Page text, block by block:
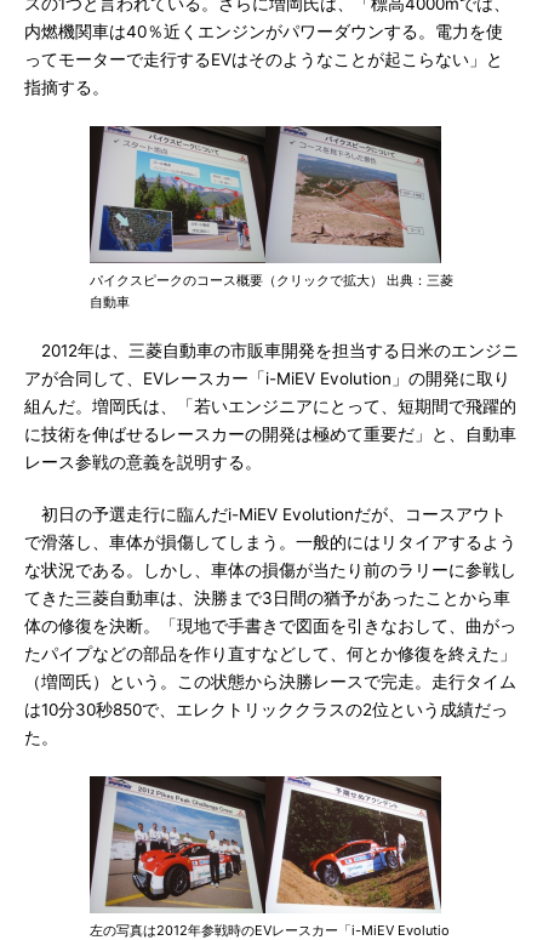
内燃機関車は40％近くエンジンがパワーダウンする。電力を使
ってモーターで走行するEVはそのようなことが起こらない」と
指摘する。
パイクスピークのコース概要（クリックで拡大） 出典：三菱
自動車
2012年は、三菱自動車の市販車開発を担当する日米のエンジニ
アが合同して、EVレースカー「i-MiEV Evolution」の開発に取り
組んだ。増岡氏は、「若いエンジニアにとって、短期間で飛躍的
に技術を伸ばせるレースカーの開発は極めて重要だ」と、自動車
レース参戦の意義を説明する。
初日の予選走行に臨んだi-MiEV Evolutionだが、コースアウト
で滑落し、車体が損傷してしまう。一般的にはリタイアするよう
な状況である。しかし、車体の損傷が当たり前のラリーに参戦し
てきた三菱自動車は、決勝まで3日間の猶予があったことから車
体の修復を決断。「現地で手書きで図面を引きなおして、曲がっ
たパイプなどの部品を作り直すなどして、何とか修復を終えた」
（増岡氏）という。この状態から決勝レースで完走。走行タイム
は10分30秒850で、エレクトリッククラスの2位という成績だっ
た。
左の写真は2012年参戦時のEVレースカー「i-MiEV Evolutio